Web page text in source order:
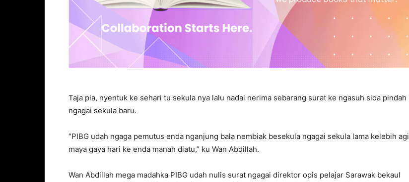
Taja pia, nyentuk ke sehari tu sekula nya lalu nadai nerima sebarang surat ke ngasuh sida pindah
ngagai sekula baru.
“PIBG udah ngaga pemutus enda nganjung bala nembiak besekula ngagai sekula lama kelebih agi
maya gaya hari ke enda manah diatu,” ku Wan Abdillah.
Wan Abdillah mega madahka PIBG udah nulis surat ngagai direktor opis pelajar Sarawak bekaul